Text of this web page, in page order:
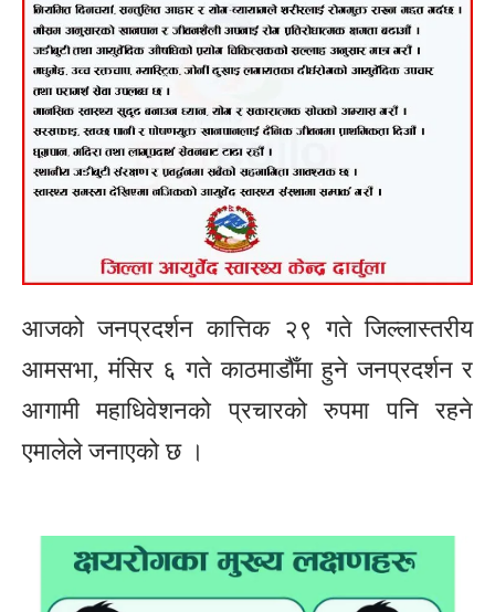
आजको जनप्रदर्शन कात्तिक २९ गते जिल्लास्तरीय
आमसभा, मंसिर ६ गते काठमाडौँमा हुने जनप्रदर्शन र
आगामी महाधिवेशनको प्रचारको रुपमा पनि रहने
एमालेले जनाएको छ ।